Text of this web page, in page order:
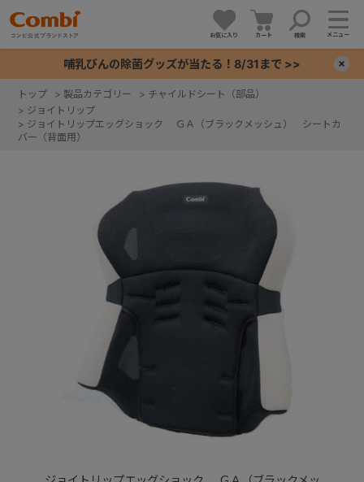
お気に入り カート 検索 メニュー
哺乳びんの除菌グッズが当たる！8/31まで >>
トップ > 製品カテゴリー > チャイルドシート（部品）
> ジョイトリップ
> ジョイトリップエッグショック ＧＡ（ブラックメッシュ） シートカ
バー（背面用）